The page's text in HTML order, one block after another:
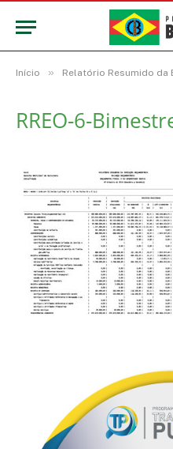
Início » Relatório Resumido da
RREO-6-